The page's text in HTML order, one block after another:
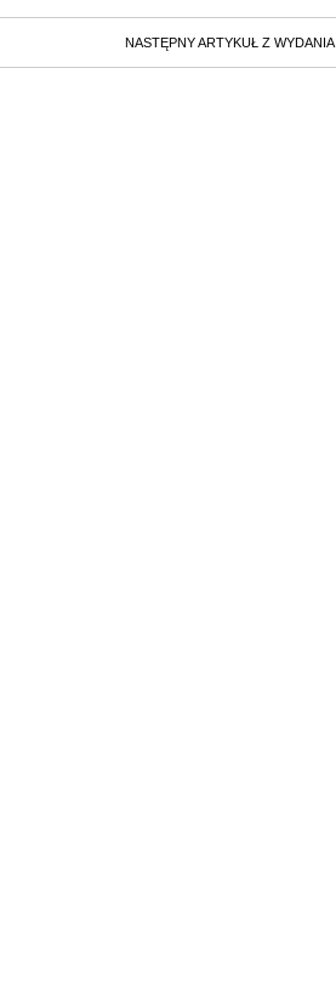
NASTĘPNY ARTYKUŁ Z WYDANIA